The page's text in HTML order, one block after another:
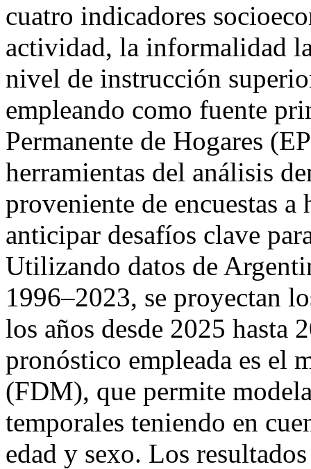
cuatro indicadores
actividad, la informalidad
nivel de instrucción
empleando como fuente
Permanente de Hogares
herramientas del análisis
proveniente de encuestas
anticipar desafíos clave
Utilizando datos de
1996–2023, se proyectan
los años desde 2025 hasta
pronóstico empleada es el
(FDM), que permite
temporales teniendo en
edad y sexo. Los